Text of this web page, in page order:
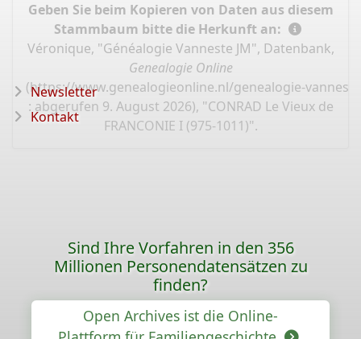
Geben Sie beim Kopieren von Daten aus diesem
Stammbaum bitte die Herkunft an:
Véronique, "Généalogie Vanneste JM", Datenbank,
Genealogie Online
(https://www.genealogieonline.nl/genealogie-
: abgerufen 9. August 2026), "CONRAD Le Vieux de
FRANCONIE I (975-1011)".
Newsletter
Kontakt
Sind Ihre Vorfahren in den 356
Millionen Personendatensätzen zu
finden?
Open Archives ist die Online-